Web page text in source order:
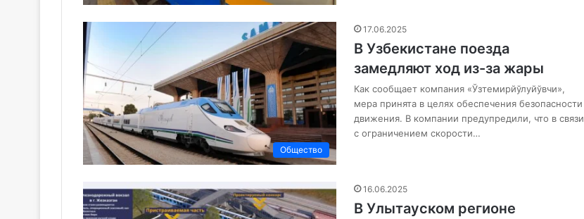
Общество
17.06.2025
В Узбекистане поезда
замедляют ход из-за жары
Как сообщает компания «Ўзтемирйўлуйўвчи»,
мера принята в целях обеспечения безопасности
движения. В компании предупредили, что в связи
с ограничением скорости…
16.06.2025
В Улытауском регионе